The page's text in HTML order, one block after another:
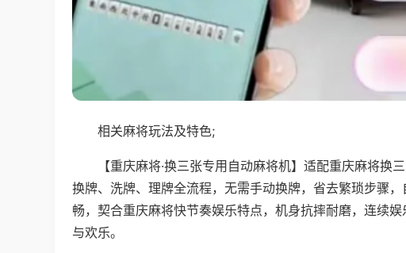
相关麻将玩法及特色;
【重庆麻将·换三张专用自动麻将机】适配重庆麻将换
换牌、洗牌、理牌全流程，无需手动换牌，省去繁琐步骤
畅，契合重庆麻将快节奏娱乐特点，机身抗摔耐磨，连续
与欢乐。